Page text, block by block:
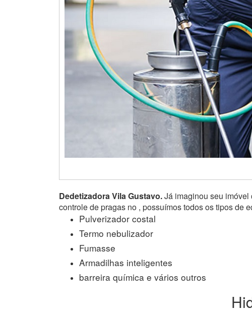
Dedetizadora Vila Gustavo.Já imaginou seu
controle de pragas no , possuímos todos os tipos de
Pulverizador costal
Termo nebulizador
Fumasse
Armadilhas inteligentes
barreira química e vários outros